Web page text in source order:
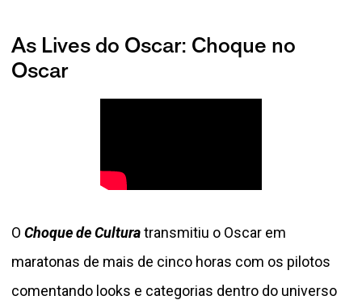
As Lives do Oscar: Choque no
Oscar
O Choque de Culturatransmitiu o Oscar em
maratonas de mais de cinco horas com os pilotos
comentando looks e categorias dentro do universo